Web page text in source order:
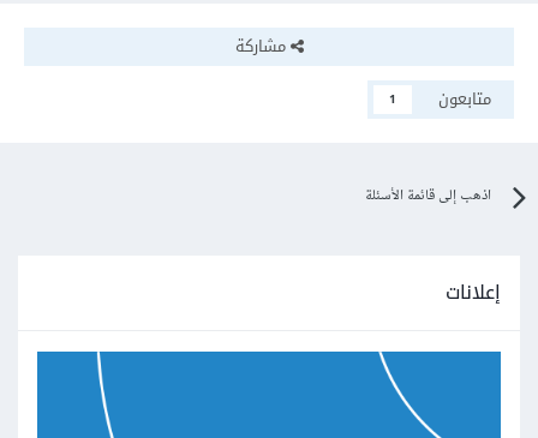
مشاركة
متابعون
1
اذهب إلى قائمة الأسئلة
إعلانات